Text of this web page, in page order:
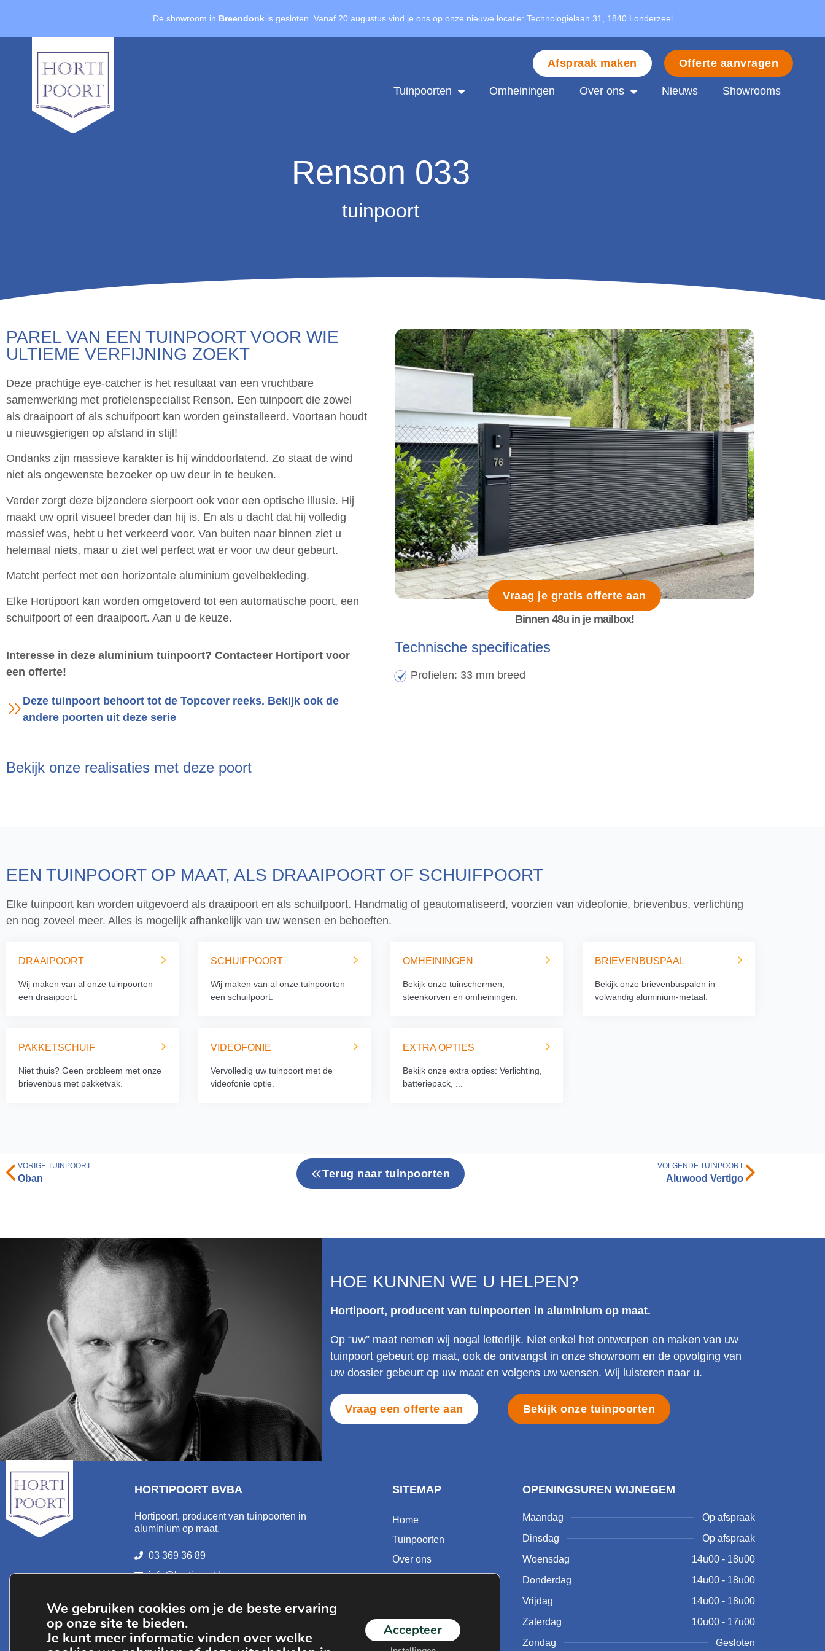
De showroom in Breendonkis gesloten. Vanaf 20 augustus vind je ons op onze nieuwe locatie: Technologielaan 31, 1840 Londerzeel
Afspraak maken Offerte aanvragen
Tuinpoorten Omheiningen Over ons Nieuws Showrooms
Renson 033
tuinpoort
PAREL VAN EEN TUINPOORT VOOR WIE
ULTIEME VERFIJNING ZOEKT
Deze prachtige eye-catcher is het resultaat van een vruchtbare
samenwerking met profielenspecialist Renson. Een tuinpoort die zowel
als draaipoort of als schuifpoort kan worden geïnstalleerd. Voortaan houdt
u nieuwsgierigen op afstand in stijl!
Ondanks zijn massieve karakter is hij winddoorlatend. Zo staat de wind
niet als ongewenste bezoeker op uw deur in te beuken.
Verder zorgt deze bijzondere sierpoort ook voor een optische illusie. Hij
maakt uw oprit visueel breder dan hij is. En als u dacht dat hij volledig
massief was, hebt u het verkeerd voor. Van buiten naar binnen ziet u
helemaal niets, maar u ziet wel perfect wat er voor uw deur gebeurt.
Matcht perfect met een horizontale aluminium gevelbekleding.
Elke Hortipoort kan worden omgetoverd tot een automatische poort, een
schuifpoort of een draaipoort. Aan u de keuze.
Interesse in deze aluminium tuinpoort? Contacteer Hortiport voor
een offerte!
Deze tuinpoort behoort tot de Topcover reeks. Bekijk ook de
andere poorten uit deze serie
Vraag je gratis offerte aan
Binnen 48u in je mailbox!
Technische specificaties
Profielen: 33 mm breed
Bekijk onze realisaties met deze poort
EEN TUINPOORT OP MAAT, ALS DRAAIPOORT OF SCHUIFPOORT
Elke tuinpoort kan worden uitgevoerd als draaipoort en als schuifpoort. Handmatig of geautomatiseerd, voorzien van videofonie, brievenbus, verlichting
en nog zoveel meer. Alles is mogelijk afhankelijk van uw wensen en behoeften.
DRAAIPOORT
Wij maken van al onze tuinpoorten
een draaipoort.
SCHUIFPOORT
Wij maken van al onze tuinpoorten
een schuifpoort.
OMHEININGEN
Bekijk onze tuinschermen,
steenkorven en omheiningen.
BRIEVENBUSPAAL
Bekijk onze brievenbuspalen in
volwandig aluminium-metaal.
PAKKETSCHUIF
Niet thuis? Geen probleem met onze
brievenbus met pakketvak.
VIDEOFONIE
Vervolledig uw tuinpoort met de
videofonie optie.
EXTRA OPTIES
Bekijk onze extra opties: Verlichting,
batteriepack, ...
VORIGE TUINPOORT
Oban
VOLGENDE TUINPOORT
Aluwood Vertigo
Terug naar tuinpoorten
HOE KUNNEN WE U HELPEN?
Hortipoort, producent van tuinpoorten in aluminium op maat.
Op “uw” maat nemen wij nogal letterlijk. Niet enkel het ontwerpen en maken van uw
tuinpoort gebeurt op maat, ook de ontvangst in onze showroom en de opvolging van
uw dossier gebeurt op uw maat en volgens uw wensen. Wij luisteren naar u.
Vraag een offerte aan Bekijk onze tuinpoorten
HORTIPOORT BVBA
Hortipoort, producent van tuinpoorten in
aluminium op maat.
03 369 36 89
info@hortipoort.be
Wij hebben een rating van4,6sterretjes op
SITEMAP
Home
Tuinpoorten
Over ons
Offerte aanvragen
OPENINGSUREN WIJNEGEM
Maandag
Op afspraak
Dinsdag
Op afspraak
Woensdag
14u00 - 18u00
Donderdag
14u00 - 18u00
Vrijdag
14u00 - 18u00
Zaterdag
10u00 - 17u00
Zondag
Gesloten
We gebruiken cookies om je de beste ervaring
op onze site te bieden.
Je kunt meer informatie vinden over welke
Accepteer